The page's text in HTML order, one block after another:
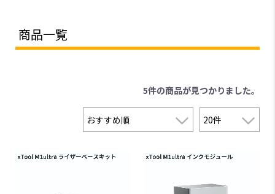
商品一覧
5件の商品が見つかりました。